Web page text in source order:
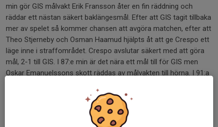
min gör GIS målvakt Erik Fransson åter en fin räddning och
räddar ett nästan säkert baklängesmål. Efter att GIS tagit tillbaka
mer av spelet så kommer chansen att avgöra matchen, efter att
Theo Stjerneby och Osman Haamud hjälpts åt att ge Crespo ett
läge inne i straffområdet. Crespo avslutar säkert med att göra
mål, 2-1 till GIS. I 87:e min är det nära ett mål till för GIS men
Oskar Emanuelssons skott räddas av målvakten till hörna. I 91:a
som GIS-försvaret hjälps åt att täcka och minuten senare
plockar Erik Fransson ner en frispark som slås in i GIS
straffområde, strax efter är matchen slut och en skön 2-1 seger